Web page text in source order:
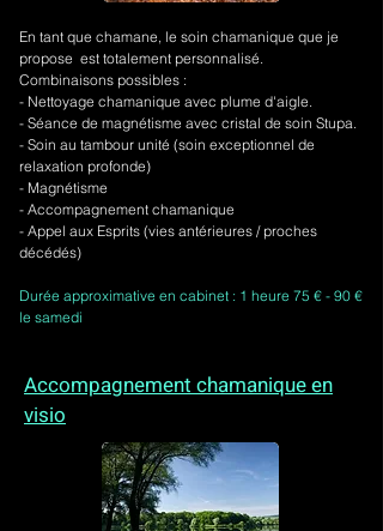
En tant que chamane, le soin chamanique que je
propose est totalement personnalisé.
Combinaisons possibles :
- Nettoyage chamanique avec plume d'aigle.
- Séance de magnétisme avec cristal de soin Stupa.
- Soin au tambour unité (soin exceptionnel de
relaxation profonde)
- Magnétisme
- Accompagnement chamanique
- Appel aux Esprits (vies antérieures / proches
décédés)
Durée approximative en cabinet : 1 heure 75 € - 90 €
le samedi
Accompagnement chamanique en
visio